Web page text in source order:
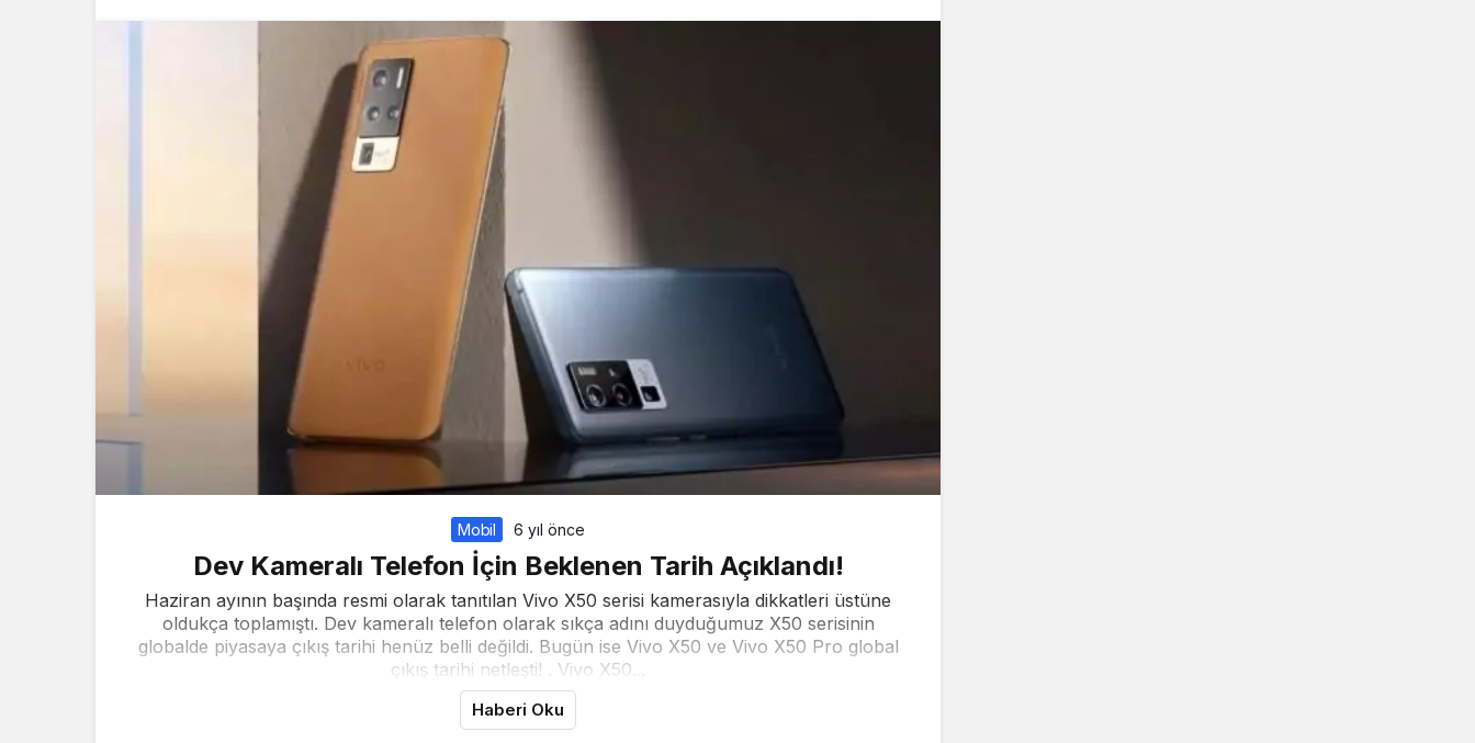
Mobil 6 yıl önce
Dev Kameralı Telefon İçin Beklenen Tarih Açıklandı!
Haziran ayının başında resmi olarak tanıtılan Vivo X50 serisi kamerasıyla dikkatleri üstüne
oldukça toplamıştı. Dev kameralı telefon olarak sıkça adını duyduğumuz X50 serisinin
globalde piyasaya çıkış tarihi henüz belli değildi. Bugün ise Vivo X50 ve Vivo X50 Pro global
çıkış tarihi netleşti! . Vivo X50...
Haberi Oku